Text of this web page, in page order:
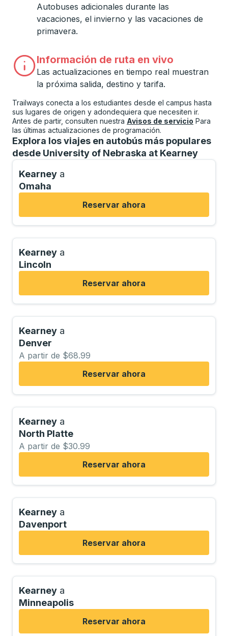
Autobuses adicionales durante las
vacaciones, el invierno y las vacaciones de
primavera.
Información de ruta en vivo
Las actualizaciones en tiempo real muestran
la próxima salida, destino y tarifa.
Trailways conecta a los estudiantes desde el campus hasta
sus lugares de origen y adondequiera que necesiten ir.
Antes de partir, consulten nuestra Avisos de servicio Para
las últimas actualizaciones de programación.
Explora los viajes en autobús más populares
desde University of Nebraska at Kearney
Kearney a
Omaha
Reservar ahora
Kearney a
Lincoln
Reservar ahora
Kearney a
Denver
A partir de $68.99
Reservar ahora
Kearney a
North Platte
A partir de $30.99
Reservar ahora
Kearney a
Davenport
Reservar ahora
Kearney a
Minneapolis
Reservar ahora